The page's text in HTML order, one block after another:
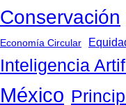
Conservación
Economía Circular
Inteligencia
México